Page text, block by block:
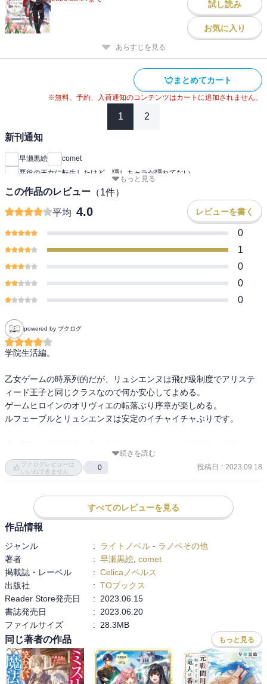
試し読み
お気に入り
あらすじを見る
まとめてカート
※無料、予約、入荷通知のコンテンツはカートに追加されません。
1 2
新刊通知
早瀬黒絵
comet
悪役の王女に転生したけど、隠しキャラが隠れてない。
もっと見る
この作品のレビュー （1件）
平均 4.0 レビューを書く
0
1
0
0
0
powered by ブクログ
学院生活編。
乙女ゲームの時系列的だが、リュシエンヌは飛び級制度でアリステ
ィード王子と同じクラスなので何か安心してよめる。
ゲームヒロインのオリヴィエの転落ぶり序章が楽しめる。
ルフェーブルとリュシエンヌは安定のイチャイチャぶりです。
るとの記載だけなので、ルフェーブル視点での暗殺中。
続きを読む
ブクログレビューは
いいねできません
0 投稿日 : 2023.09.18
すべてのレビューを見る
作品情報
ジャンル : ライトノベル - ラノベその他
著者
: 早瀬黒絵 comet
掲載誌・レーベル
: Celicaノベルス
出版社
: TOブックス
Reader Store発売日
:
2023.06.15
書誌発売日
:
2023.06.20
ファイルサイズ
: 28.3MB
同じ著者の作品 もっと見る